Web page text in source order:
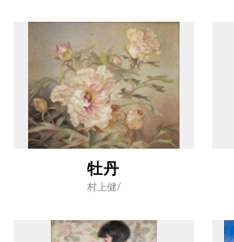
牡丹
村上健/